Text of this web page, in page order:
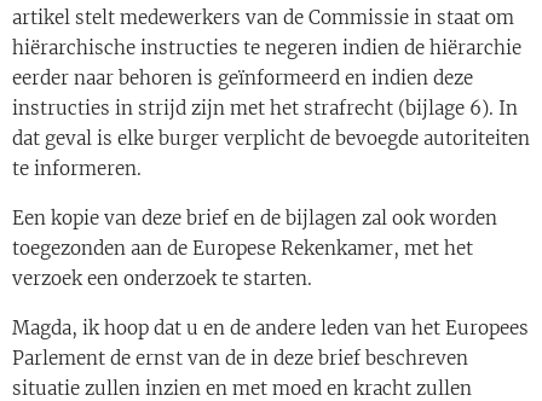
artikel stelt medewerkers van de Commissie in staat om
hiërarchische instructies te negeren indien de hiërarchie
eerder naar behoren is geïnformeerd en indien deze
instructies in strijd zijn met het strafrecht (bijlage 6). In
dat geval is elke burger verplicht de bevoegde autoriteiten
te informeren.
Een kopie van deze brief en de bijlagen zal ook worden
toegezonden aan de Europese Rekenkamer, met het
verzoek een onderzoek te starten.
Magda, ik hoop dat u en de andere leden van het Europees
Parlement de ernst van de in deze brief beschreven
situatie zullen inzien en met moed en kracht zullen